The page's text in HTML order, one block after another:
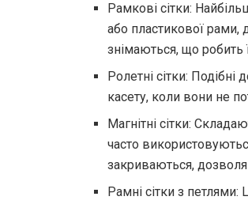
Рамкові сітки:
або пластикової рами,
знімаються, що робить
Ролетні сітки:
касету, коли вони не
Магнітні сітки:
часто
закриваються,
Рамні сітки з петлями: